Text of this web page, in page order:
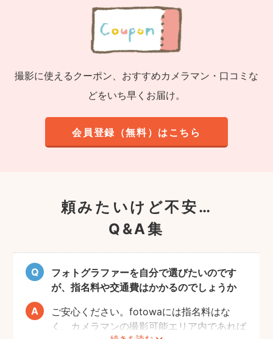
撮影に使えるクーポン、おすすめカメラマン・口コミな
どをいち早くお届け。
会員登録（無料）はこちら
頼みたいけど不安…
Q&A集
フォトグラファーを自分で選びたいのです
が、指名料や交通費はかかるのでしょうか
ご安心ください。fotowaには指名料はな
く、カメラマンの撮影可能エリア内であれば